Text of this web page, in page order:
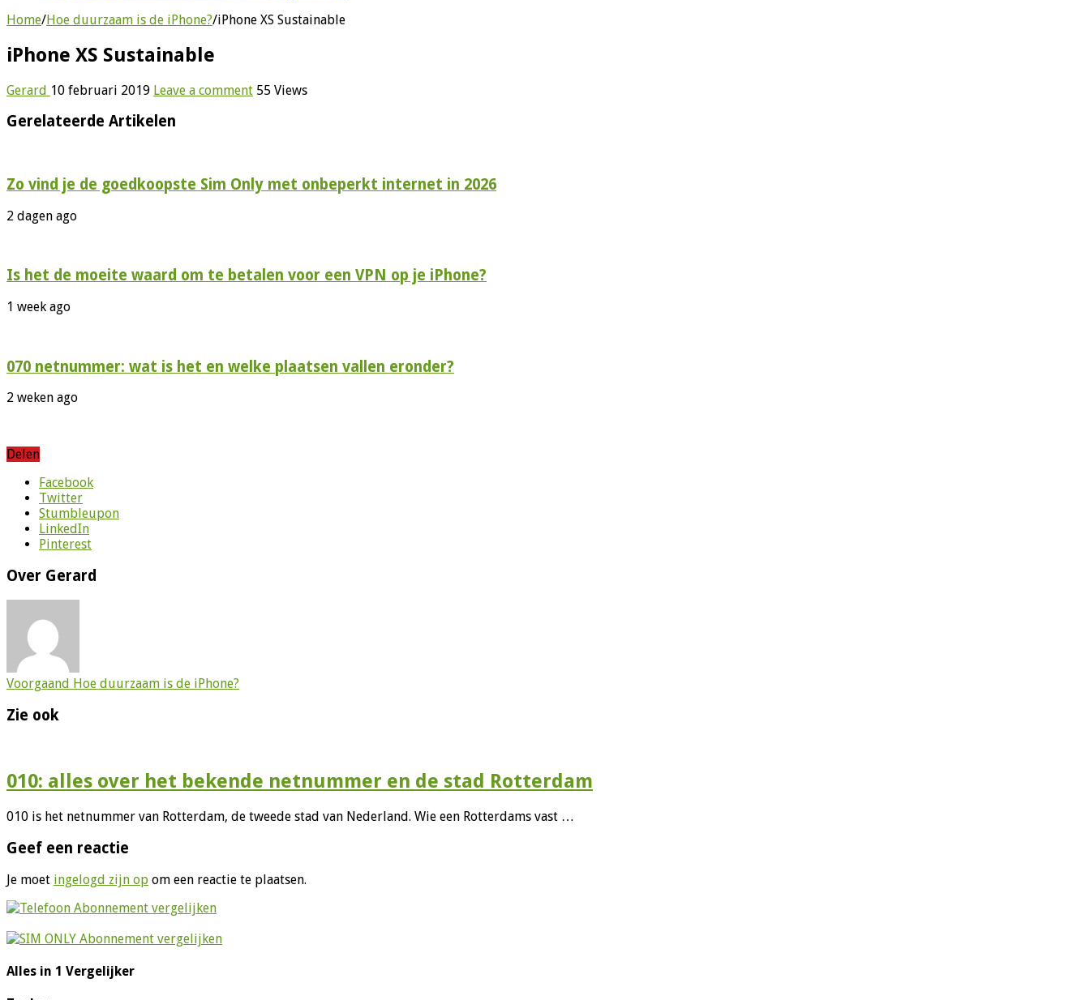
Home/Hoe duurzaam is de iPhone?/iPhone XS Sustainable
iPhone XS Sustainable
Gerard 10 februari 2019 Leave a comment 55 Views
Gerelateerde Artikelen
Zo vind je de goedkoopste Sim Only met onbeperkt internet in 2026
2 dagen ago
Is het de moeite waard om te betalen voor een VPN op je iPhone?
1 week ago
070 netnummer: wat is het en welke plaatsen vallen eronder?
2 weken ago
Delen
Facebook
Twitter
Stumbleupon
LinkedIn
Pinterest
Over Gerard
Voorgaand Hoe duurzaam is de iPhone?
Zie ook
010: alles over het bekende netnummer en de stad Rotterdam
010 is het netnummer van Rotterdam, de tweede stad van Nederland. Wie een Rotterdams vast …
Geef een reactie
Je moet ingelogd zijn op om een reactie te plaatsen.
Alles in 1 Vergelijker